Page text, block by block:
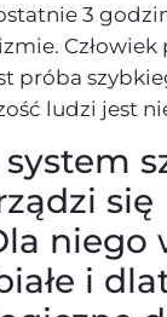
3
Człowiek
próba
ludzi jest
się
niego
i